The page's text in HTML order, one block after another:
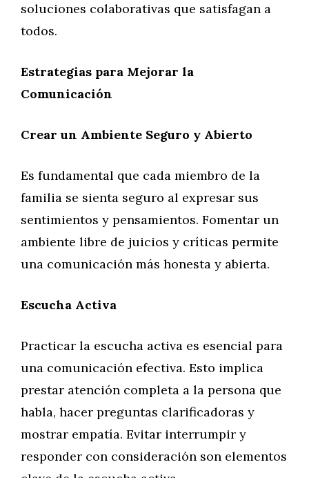
soluciones colaborativas que satisfagan a
todos.
Estrategias para Mejorar la
Comunicación
Crear un Ambiente Seguro y Abierto
Es fundamental que cada miembro de la
familia se sienta seguro al expresar sus
sentimientos y pensamientos. Fomentar un
ambiente libre de juicios y críticas permite
una comunicación más honesta y abierta.
Escucha Activa
Practicar la escucha activa es esencial para
una comunicación efectiva. Esto implica
prestar atención completa a la persona que
habla, hacer preguntas clarificadoras y
mostrar empatía. Evitar interrumpir y
responder con consideración son elementos